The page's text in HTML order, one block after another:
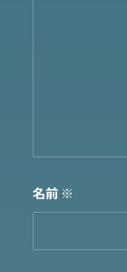
名前 ※